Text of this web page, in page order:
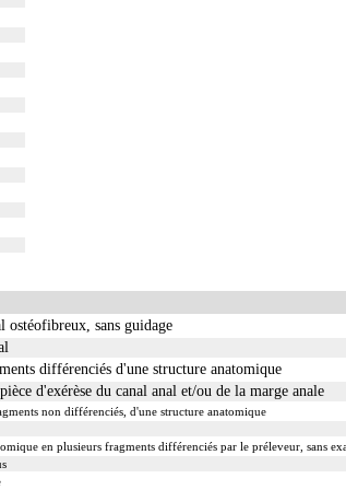
sans guidage
différenciés d'une structure anatomique
d'exérèse du canal anal et/ou de la marge anale
non différenciés, d'une structure anatomique
en plusieurs fragments différenciés par le préleveur, sans